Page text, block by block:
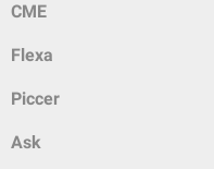
CME
Flexa
Piccer
Ask